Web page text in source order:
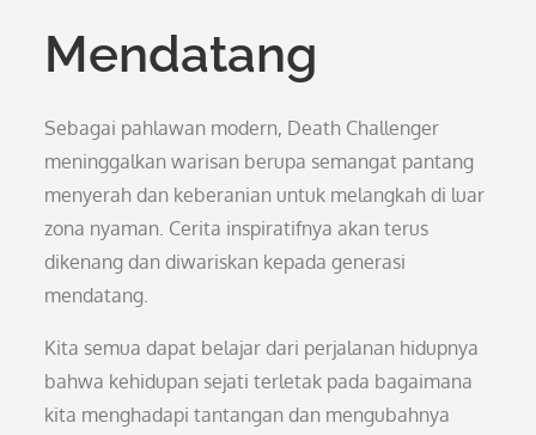
Mendatang
Sebagai pahlawan modern, Death Challenger
meninggalkan warisan berupa semangat pantang
menyerah dan keberanian untuk melangkah di luar
zona nyaman. Cerita inspiratifnya akan terus
dikenang dan diwariskan kepada generasi
mendatang.
Kita semua dapat belajar dari perjalanan hidupnya
bahwa kehidupan sejati terletak pada bagaimana
kita menghadapi tantangan dan mengubahnya